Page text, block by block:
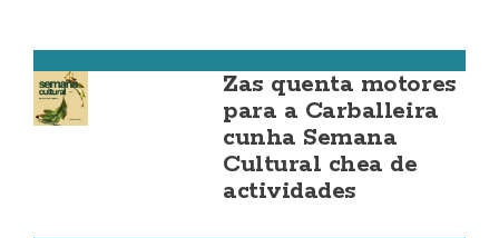
Zas quenta motores
para a Carballeira
cunha Semana
Cultural chea de
actividades